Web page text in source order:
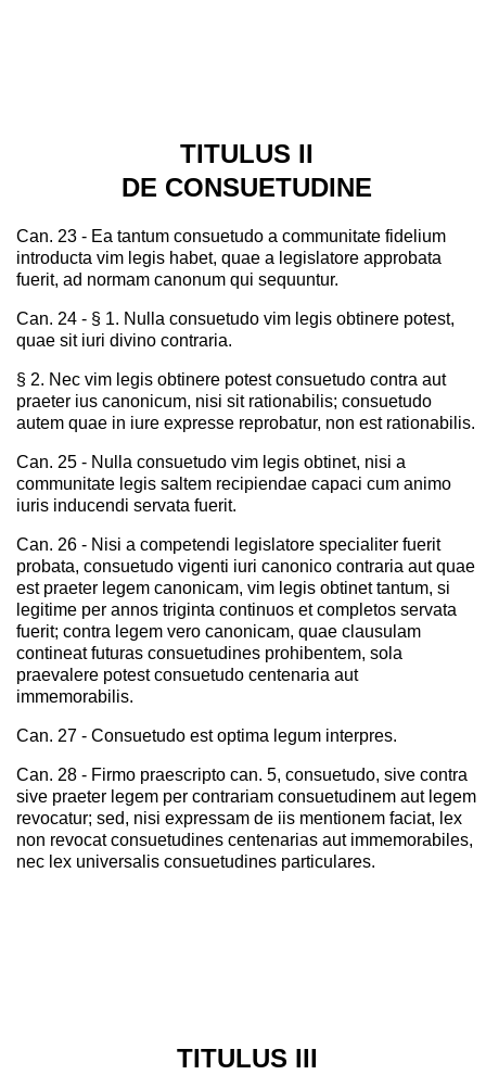
TITULUS II
DE CONSUETUDINE
Can. 23 - Ea tantum consuetudo a communitate fidelium
introducta vim legis habet, quae a legislatore approbata
fuerit, ad normam canonum qui sequuntur.
Can. 24 - § 1. Nulla consuetudo vim legis obtinere potest,
quae sit iuri divino contraria.
§ 2. Nec vim legis obtinere potest consuetudo contra aut
praeter ius canonicum, nisi sit rationabilis; consuetudo
autem quae in iure expresse reprobatur, non est rationabilis.
Can. 25 - Nulla consuetudo vim legis obtinet, nisi a
communitate legis saltem recipiendae capaci cum animo
iuris inducendi servata fuerit.
Can. 26 - Nisi a competendi legislatore specialiter fuerit
probata, consuetudo vigenti iuri canonico contraria aut quae
est praeter legem canonicam, vim legis obtinet tantum, si
legitime per annos triginta continuos et completos servata
fuerit; contra legem vero canonicam, quae clausulam
contineat futuras consuetudines prohibentem, sola
praevalere potest consuetudo centenaria aut
immemorabilis.
Can. 27 - Consuetudo est optima legum interpres.
Can. 28 - Firmo praescripto can. 5, consuetudo, sive contra
sive praeter legem per contrariam consuetudinem aut legem
revocatur; sed, nisi expressam de iis mentionem faciat, lex
non revocat consuetudines centenarias aut immemorabiles,
nec lex universalis consuetudines particulares.
TITULUS III